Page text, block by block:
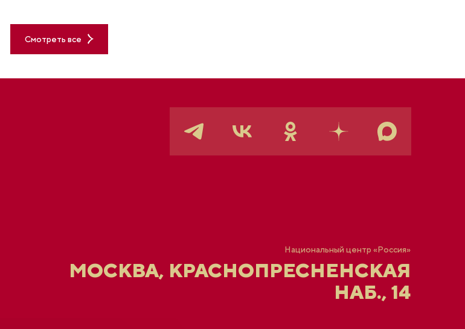
Смотреть все
Национальный центр «Россия»
МОСКВА, КРАСНОПРЕСНЕНСКАЯ
НАБ., 14